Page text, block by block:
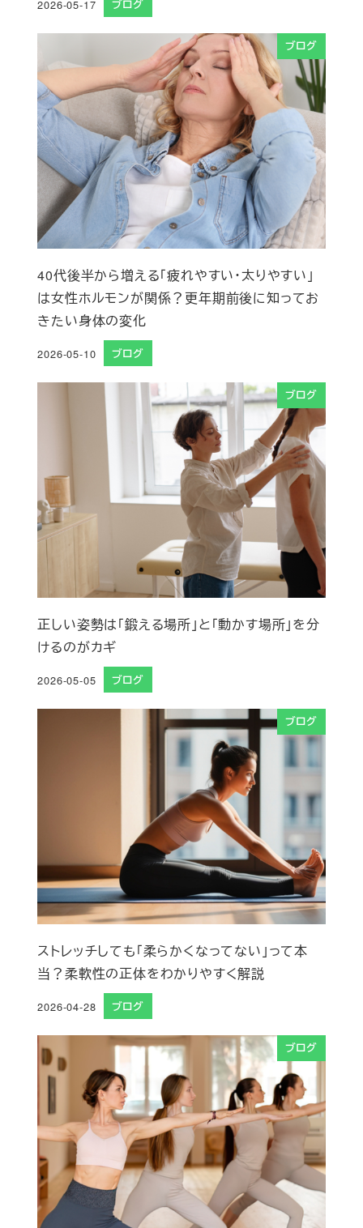
投稿日
2026-05-17 ブログ
ブログ
40代後半から増える「疲れやすい・太りやすい」
は女性ホルモンが関係？更年期前後に知ってお
きたい身体の変化
投稿日
2026-05-10 ブログ
ブログ
正しい姿勢は「鍛える場所」と「動かす場所」を分
けるのがカギ
投稿日
2026-05-05 ブログ
ブログ
ストレッチしても「柔らかくなってない」って本
当？柔軟性の正体をわかりやすく解説
投稿日
2026-04-28 ブログ
ブログ